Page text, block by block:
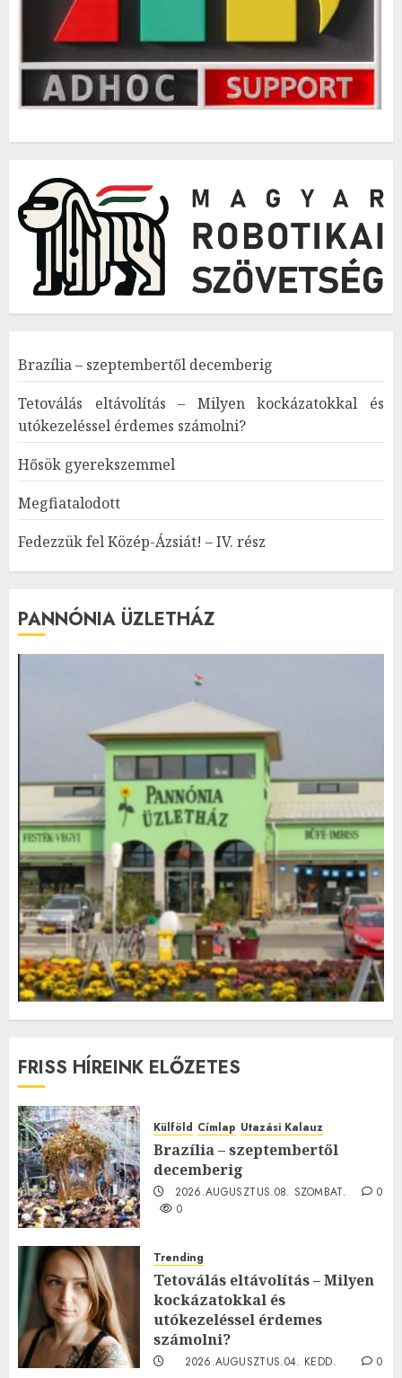
Brazília – szeptembertől decemberig
Tetoválás eltávolítás – Milyen kockázatokkal és
utókezeléssel érdemes számolni?
Hősök gyerekszemmel
Megfiatalodott
Fedezzük fel Közép-Ázsiát! – IV. rész
PANNÓNIA ÜZLETHÁZ
FRISS HÍREINK ELŐZETES
Külföld Címlap Utazási Kalauz
Brazília – szeptembertől
decemberig
2026.AUGUSZTUS.08. SZOMBAT.
0
0
Trending
Tetoválás eltávolítás – Milyen
kockázatokkal és
utókezeléssel érdemes
számolni?
2026.AUGUSZTUS.04. KEDD.
0